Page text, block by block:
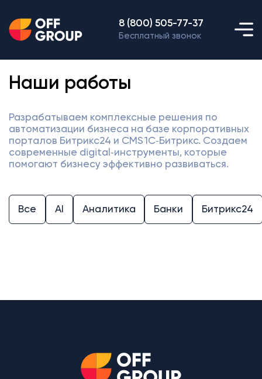
8 (800) 505-77-37
Бесплатный звонок
Наши работы
Разрабатываем комплексные решения по
автоматизации бизнеса на базе корпоративных
порталов Битрикс24 и CMS 1С‑Битрикс. Создаем
современные digital‑инструменты, которые
помогают бизнесу эффективно развиваться.
Все AI Аналитика Банки Битрикс24